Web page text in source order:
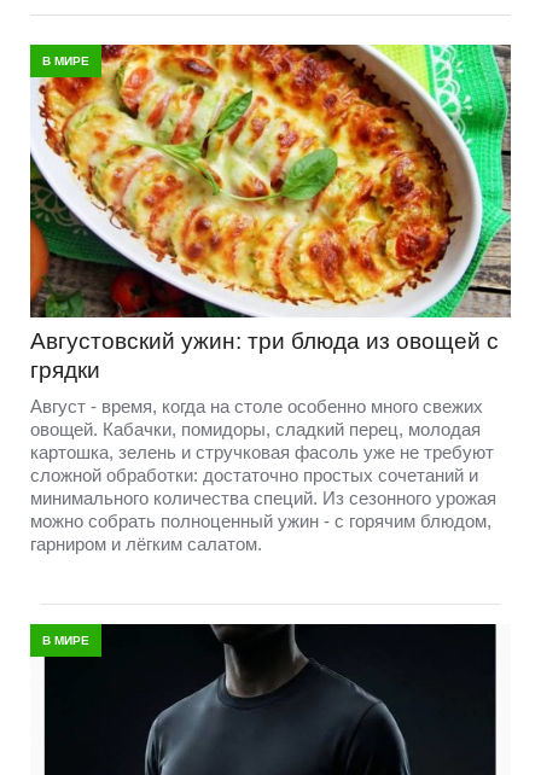
В МИРЕ
Августовский ужин: три блюда из овощей с
грядки
Август - время, когда на столе особенно много свежих
овощей. Кабачки, помидоры, сладкий перец, молодая
картошка, зелень и стручковая фасоль уже не требуют
сложной обработки: достаточно простых сочетаний и
минимального количества специй. Из сезонного урожая
можно собрать полноценный ужин - с горячим блюдом,
гарниром и лёгким салатом.
В МИРЕ